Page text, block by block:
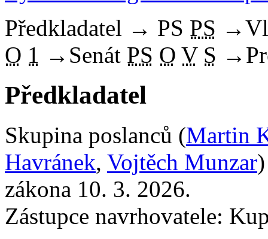
Předkladatel → PS PS →
O 1 → Senát PS O V S →
Předkladatel
Skupina poslanců (Martin
Havránek, Vojtěch Munzar
zákona 10. 3. 2026.
Zástupce navrhovatele: